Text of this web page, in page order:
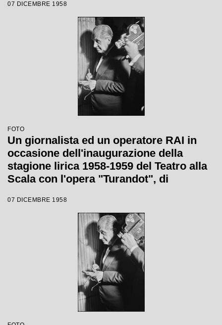
regia di Margherita Wallmann
07 DICEMBRE 1958
FOTO
Un giornalista ed un operatore RAI in
occasione dell'inaugurazione della
stagione lirica 1958-1959 del Teatro alla
Scala con l'opera "Turandot", di
Votto, con la regia di Margherita
07 DICEMBRE 1958